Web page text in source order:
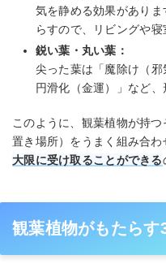
気を静める効果があり
らすので、リビングや寝
鋭い葉・丸い葉：
尖った葉は「魔除け（
円滑化（金運）」など、
このように、観葉植物が持
置き場所）をうまく組み合わ
大限に受け取ることができる
観葉植物がもたらす